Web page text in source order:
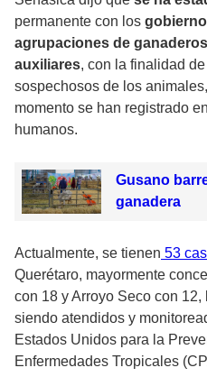
permanente con los
agrupaciones de
auxiliares, con la finalidad
sospechosos de los
momento se han registrado
humanos.
Gusano
ganadera
Actualmente, se tienen 53
Querétaro, mayormente
con 18 y Arroyo Seco con
siendo atendidos y
Estados Unidos para la
Enfermedades Tropicales